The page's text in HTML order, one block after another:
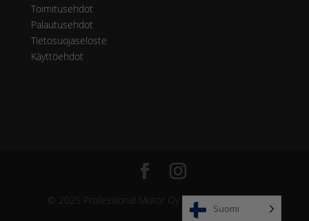
Toimitusehdot
Palautusehdot
Tietosuojaseloste
Käyttöehdot
© 2025 Professional Motor Oy & Hopia Group Oy
Suomi